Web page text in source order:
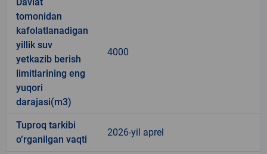
tomonidan
kafolatlanadigan
yillik suv
yetkazib berish
limitlarining eng
yuqori
darajasi(m3)
4000
Tuproq tarkibi
o‘rganilgan vaqti
2026-yil aprel